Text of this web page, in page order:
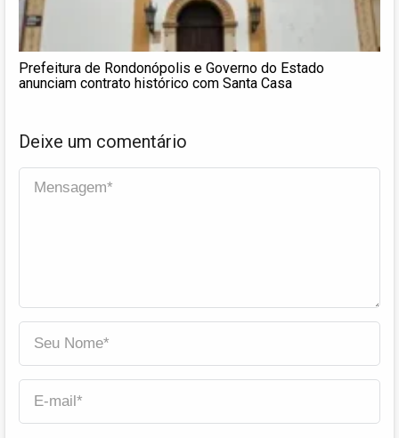
Prefeitura de Rondonópolis e Governo do Estado
anunciam contrato histórico com Santa Casa
Deixe um comentário